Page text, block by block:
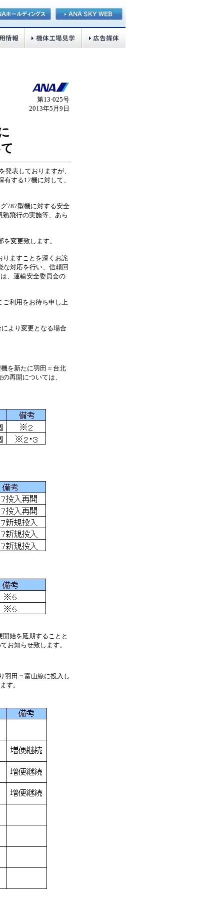
第13‐025号
2013年5月9日
表しておりますが、
する17機に対して、
787型機に対する安全
飛行の実施等、あら
変更致します。
ますことを深くお詫
な対応を行い、信頼回
、運輸安全委員会の
利用をお待ち申し上
より変更となる場合
を新たに羽田＝台北
再開については、
始を延期することと
お知らせ致します。
羽田＝富山線に投入し
す。